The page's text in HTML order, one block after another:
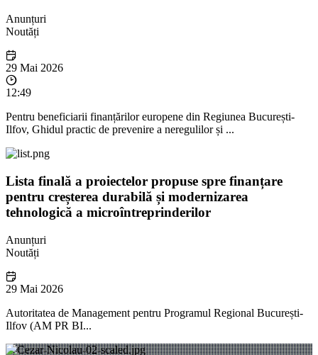
Anunțuri
Noutăți
29 Mai 2026
12:49
Pentru beneficiarii finanțărilor europene din Regiunea București-
Ilfov, Ghidul practic de prevenire a neregulilor și ...
Lista finală a proiectelor propuse spre finanțare
pentru creșterea durabilă și modernizarea
tehnologică a microîntreprinderilor
Anunțuri
Noutăți
29 Mai 2026
Autoritatea de Management pentru Programul Regional București-
Ilfov (AM PR BI...